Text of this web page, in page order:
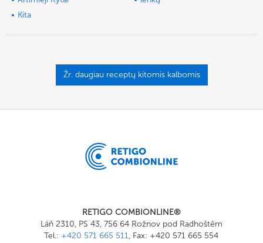
Kita
Žr. daugiau receptų kitomis kalbomis
RETIGO COMBIONLINE®
Láň 2310, PS 43, 756 64 Rožnov pod Radhoštěm
Tel.: +420 571 665 511, Fax: +420 571 665 554